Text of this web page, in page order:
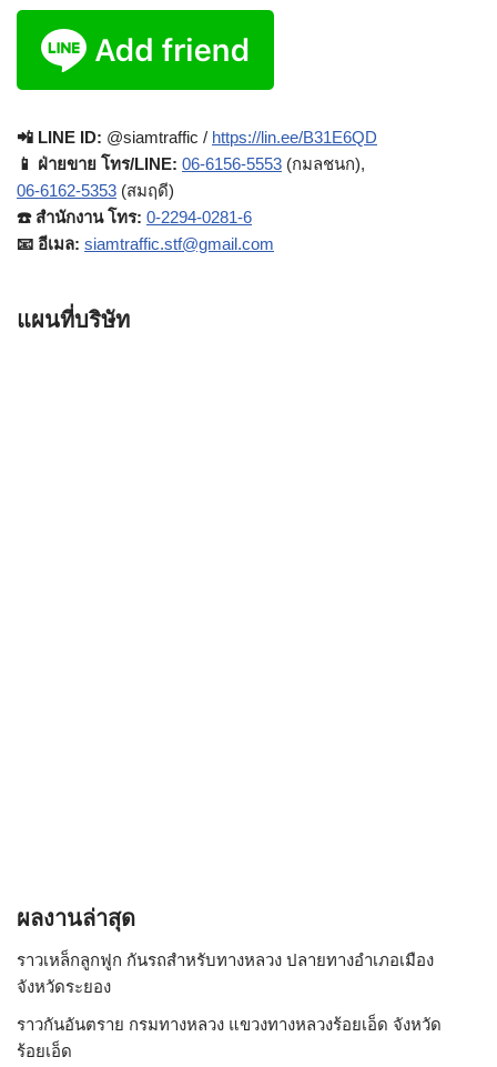
📲 LINE ID: @siamtraffic / https://lin.ee/B31E6QD
📱 ฝ่ายขาย โทร/LINE: 06-6156-5553 (กมลชนก),
06-6162-5353 (สมฤดี)
☎️ สำนักงาน โทร: 0-2294-0281-6
📧 อีเมล: siamtraffic.stf@gmail.com
แผนที่บริษัท
ผลงานล่าสุด
ราวเหล็กลูกฟูก กันรถสําหรับทางหลวง ปลายทางอำเภอเมือง
จังหวัดระยอง
ราวกันอันตราย กรมทางหลวง แขวงทางหลวงร้อยเอ็ด จังหวัด
ร้อยเอ็ด